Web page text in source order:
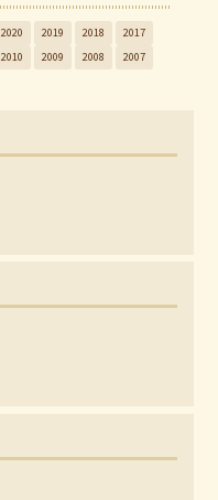
2020 2019 2018
2017
2010 2009 2008
2007